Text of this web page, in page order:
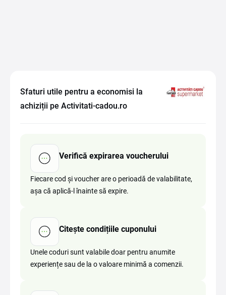
Sfaturi utile pentru a economisi la
achiziții pe Activitati-cadou.ro
Verifică expirarea voucherului
Fiecare cod și voucher are o perioadă de valabilitate,
așa că aplică-l înainte să expire.
Citește condițiile cuponului
Unele coduri sunt valabile doar pentru anumite
experiențe sau de la o valoare minimă a comenzii.